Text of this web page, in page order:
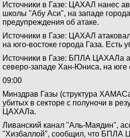
Источники в Газе: ЦАХАЛ нанес
школы "Абу Аси", на западе
предупреждения об атаке.
Источники в Газе: ЦАХАЛ
на юго-востоке города Газа. Есть
Источники в Газе: БПЛА ЦАХАЛа
северо-западе Хан-Юниса, на юге
09:00
Минздрав Газы (структура
убитых в секторе с полуночи в
ЦАХАЛа.
Ливанский канал "Аль-Маядин",
"Хизбаллой", сообщил, что БПЛА